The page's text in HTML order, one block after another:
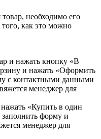
необходимо его
того, как это можно
и нажать кнопку «В
и нажать «Оформить
с контактными данными
менеджер для
«Купить в один
форму и
менеджер для